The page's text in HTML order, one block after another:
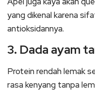
yang dikenal karena
antioksidannya.
3. Dada ayam
Protein rendah lemak
rasa kenyang tanpa